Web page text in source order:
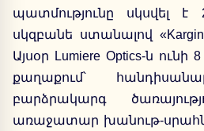
պատմությունը սկսվել
սկզբանե ստանալով
Այսօր Lumiere Optics-ն
քաղաքում՝
բարձրակարգ
առաջատար խանութ-